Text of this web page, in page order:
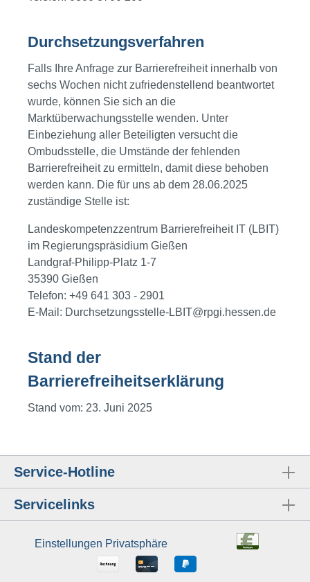
Durchsetzungsverfahren
Falls Ihre Anfrage zur Barrierefreiheit innerhalb von
sechs Wochen nicht zufriedenstellend beantwortet
wurde, können Sie sich an die
Marktüberwachungsstelle wenden. Unter
Einbeziehung aller Beteiligten versucht die
Ombudsstelle, die Umstände der fehlenden
Barrierefreiheit zu ermitteln, damit diese behoben
werden kann. Die für uns ab dem 28.06.2025
zuständige Stelle ist:
Landeskompetenzzentrum Barrierefreiheit IT (LBIT)
im Regierungspräsidium Gießen
Landgraf-Philipp-Platz 1-7
35390 Gießen
Telefon: +49 641 303 - 2901
E-Mail: Durchsetzungsstelle-LBIT@rpgi.hessen.de
Stand der
Barrierefreiheitserklärung
Stand vom: 23. Juni 2025
Service-Hotline
Servicelinks
Einstellungen Privatsphäre